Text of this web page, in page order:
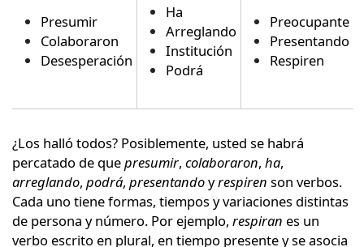
Presumir
Colaboraron
Desesperación
Ha
Arreglando
Institución
Podrá
Preocupante
Presentando
Respiren
¿Los halló todos? Posiblemente, usted se habrá
percatado de quepresumir, colaboraron, ha,
arreglando, podrá, presentandoyrespiren son verbos.
Cada uno tiene formas, tiempos y variaciones distintas
de persona y número. Por ejemplo, respiran es un
verbo escrito en plural, en tiempo presente y se asocia